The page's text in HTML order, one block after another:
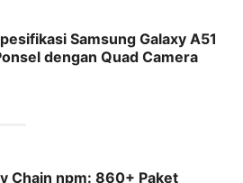
Samsung Galaxy A51
dengan Quad Camera
Chain npm: 860+ Paket